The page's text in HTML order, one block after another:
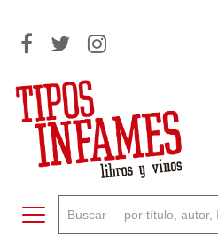
Toggle navigation